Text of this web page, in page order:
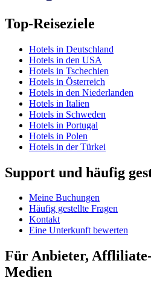
Top-Reiseziele
Hotels in Deutschland
Hotels in den USA
Hotels in Tschechien
Hotels in Österreich
Hotels in den Niederlanden
Hotels in Italien
Hotels in Schweden
Hotels in Portugal
Hotels in Polen
Hotels in der Türkei
Support und häufig
Meine Buchungen
Häufig gestellte Fragen
Kontakt
Eine Unterkunft bewerten
Für Anbieter,
Medien